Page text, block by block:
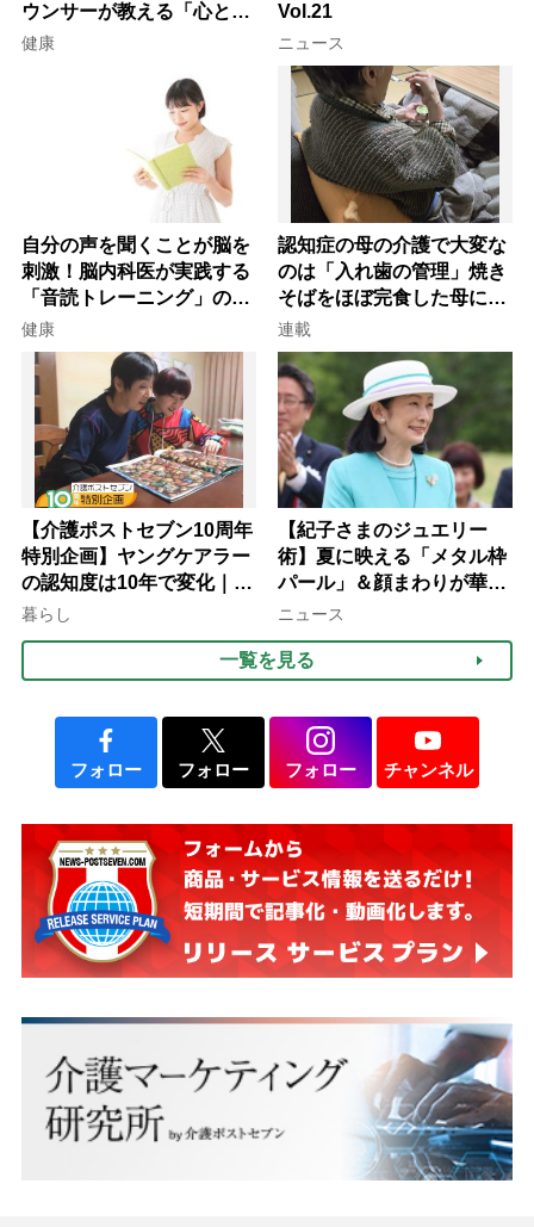
ウンサーが教える「心と体
を元気にする音読の習慣」
健康
Vol.21
ニュース
自分の声を聞くことが脳を
刺激！脳内科医が実践する
「音読トレーニング」の極
意
健康
認知症の母の介護で大変な
のは「入れ歯の管理」焼き
そばをほぼ完食した母に息
子が血の気が引いた理由
連載
【介護ポストセブン10周年
特別企画】ヤングケアラー
の認知度は10年で変化｜流
行語大賞にノミネート、法
暮らし
【紀子さまのジュエリー
術】夏に映える「メタル枠
パール」＆顔まわりが華や
ぐ「揺れる一粒」の使い分
ニュース
一覧を見る
フォロー フォロー フォロー チャンネル